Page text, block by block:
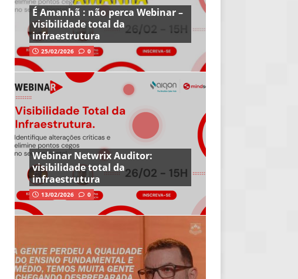
É Amanhã : não perca Webinar –
visibilidade total da
infraestrutura
25/02/2026 0
Webinar Netwrix Auditor:
visibilidade total da
infraestrutura
13/02/2026 0